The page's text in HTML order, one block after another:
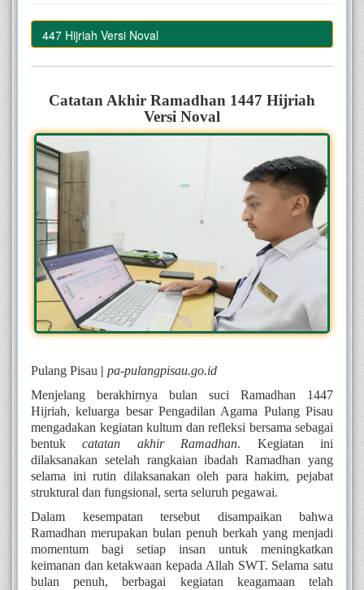
1447 Hijriah Versi Noval
Catatan Akhir Ramadhan 1447 Hijriah
Versi Noval
Pulang Pisau | pa-pulangpisau.go.id
Menjelang berakhirnya bulan suci Ramadhan 1447
Hijriah, keluarga besar Pengadilan Agama Pulang Pisau
mengadakan kegiatan kultum dan refleksi bersama sebagai
bentukcatatan akhir Ramadhan. Kegiatan ini
dilaksanakan setelah rangkaian ibadah Ramadhan yang
selama ini rutin dilaksanakan oleh para hakim, pejabat
struktural dan fungsional, serta seluruh pegawai.
Dalam kesempatan tersebut disampaikan bahwa
Ramadhan merupakan bulan penuh berkah yang menjadi
momentum bagi setiap insan untuk meningkatkan
keimanan dan ketakwaan kepada Allah SWT. Selama satu
bulan penuh, berbagai kegiatan keagamaan telah